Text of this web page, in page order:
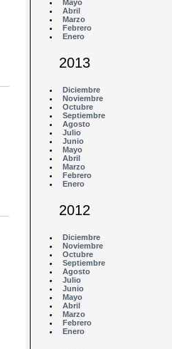
Mayo
Abril
Marzo
Febrero
Enero
2013
Diciembre
Noviembre
Octubre
Septiembre
Agosto
Julio
Junio
Mayo
Abril
Marzo
Febrero
Enero
2012
Diciembre
Noviembre
Octubre
Septiembre
Agosto
Julio
Junio
Mayo
Abril
Marzo
Febrero
Enero